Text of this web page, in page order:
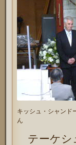
キッシュ・シャンド
ん
テーケシ